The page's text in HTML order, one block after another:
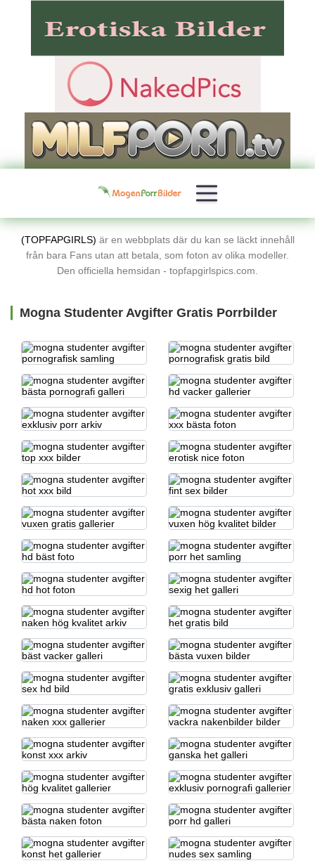
(TOPFAPGIRLS) är en webbplats där du kan se läckt innehåll
från bara Fans utan att betala, som foton av olika modeller.
Den officiella hemsidan - topfapgirlspics.com.
Mogna Studenter Avgifter Gratis Porrbilder